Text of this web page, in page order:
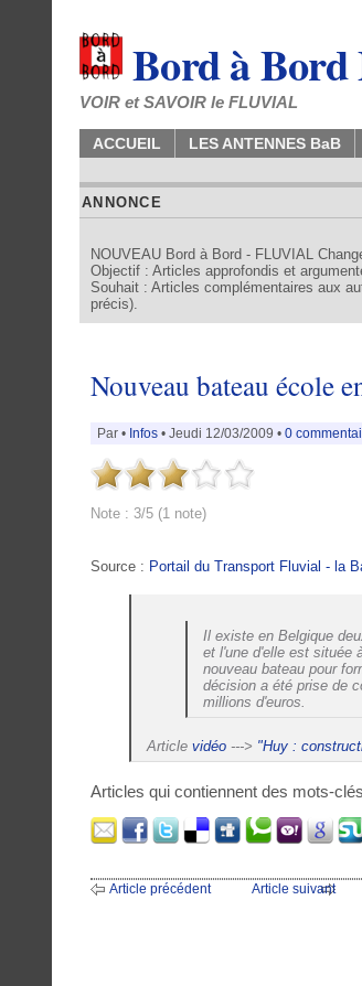
Bord à
VOIR et SAVOIR le FLUVIAL
ACCUEIL LES ANTENNES BaB
ANNONCE
NOUVEAU Bord à Bord - FLUVIAL
Objectif : Articles approfondis et
Souhait : Articles complémentaires aux
précis).
Nouveau bateau école
Par • Infos • Jeudi 12/03/2009 • 0
Note : 3/5 (1 note)
Source : Portail du Transport Fluvial - la
Il existe en Belgique
et l'une d'elle est située
nouveau bateau pour
décision a été prise de
millions d'euros.
Article vidéo ---> "Huy :
Articles qui contiennent des mots-
Article précédent Article suivant